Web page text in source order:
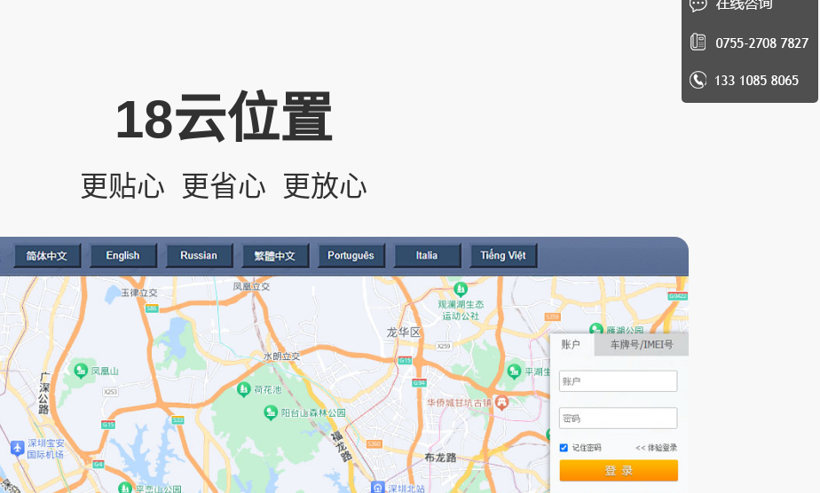
18云位置
更贴心 更省心 更放心